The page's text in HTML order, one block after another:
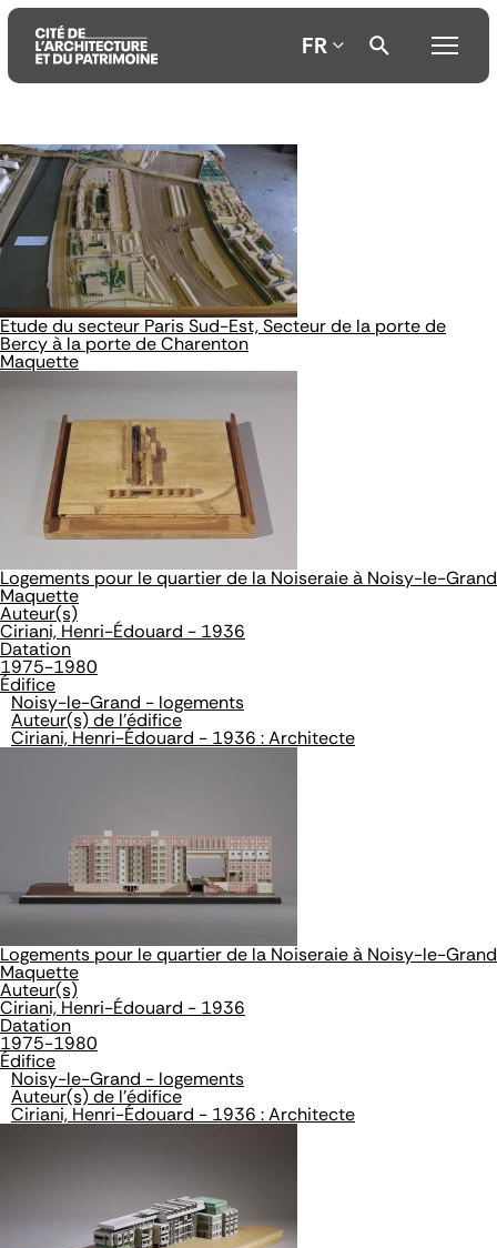
Aller
au
contenu
principal
Aller
au
menu
principal
Aller
à
la
recherche
FR
Etude du secteur Paris Sud-Est, Secteur de la porte de
Bercy à la porte de Charenton
Maquette
Logements pour le quartier de la Noiseraie à Noisy-le-Grand
Maquette
Auteur(s)
Ciriani, Henri-Édouard - 1936
Datation
1975-1980
Édifice
Noisy-le-Grand - logements
Auteur(s) de l'édifice
Ciriani, Henri-Édouard - 1936 : Architecte
Logements pour le quartier de la Noiseraie à Noisy-le-Grand
Maquette
Auteur(s)
Ciriani, Henri-Édouard - 1936
Datation
1975-1980
Édifice
Noisy-le-Grand - logements
Auteur(s) de l'édifice
Ciriani, Henri-Édouard - 1936 : Architecte